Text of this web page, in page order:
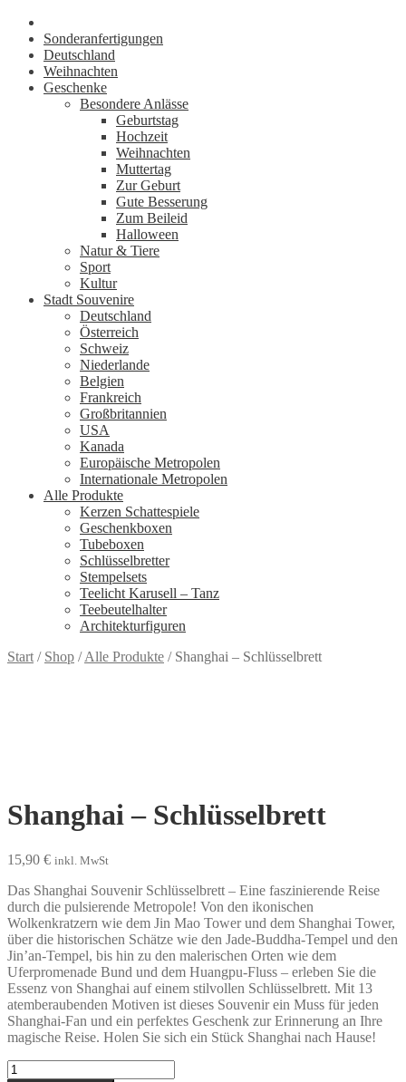
Sonderanfertigungen
Deutschland
Weihnachten
Geschenke
Besondere Anlässe
Geburtstag
Hochzeit
Weihnachten
Muttertag
Zur Geburt
Gute Besserung
Zum Beileid
Halloween
Natur & Tiere
Sport
Kultur
Stadt Souvenire
Deutschland
Österreich
Schweiz
Niederlande
Belgien
Frankreich
Großbritannien
USA
Kanada
Europäische Metropolen
Internationale Metropolen
Alle Produkte
Kerzen Schattespiele
Geschenkboxen
Tubeboxen
Schlüsselbretter
Stempelsets
Teelicht Karusell – Tanz
Teebeutelhalter
Architekturfiguren
Start / Shop /Alle Produkte / Shanghai – Schlüsselbrett
Shanghai – Schlüsselbrett
15,90 € inkl. MwSt
Das Shanghai Souvenir Schlüsselbrett – Eine faszinierende Reise
durch die pulsierende Metropole! Von den ikonischen
Wolkenkratzern wie dem Jin Mao Tower und dem Shanghai Tower,
über die historischen Schätze wie den Jade-Buddha-Tempel und den
Jin’an-Tempel, bis hin zu den malerischen Orten wie dem
Uferpromenade Bund und dem Huangpu-Fluss – erleben Sie die
Essenz von Shanghai auf einem stilvollen Schlüsselbrett. Mit 13
atemberaubenden Motiven ist dieses Souvenir ein Muss für jeden
Shanghai-Fan und ein perfektes Geschenk zur Erinnerung an Ihre
magische Reise. Holen Sie sich ein Stück Shanghai nach Hause!
Shanghai